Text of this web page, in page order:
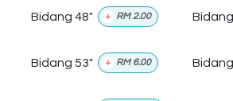
Bidang 48" + RM2.00
Bidang 53" + RM 6.00